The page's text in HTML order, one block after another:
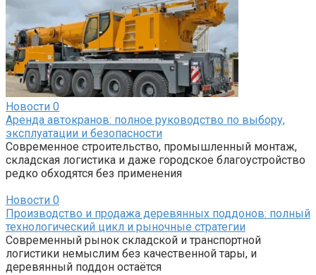
Новости 0
Аренда автокранов: полное руководство по выбору,
эксплуатации и безопасности
Современное строительство, промышленный монтаж,
складская логистика и даже городское благоустройство
редко обходятся без применения
Новости 0
Производство и продажа деревянных поддонов: полный
технологический цикл и рыночные стратегии
Современный рынок складской и транспортной
логистики немыслим без качественной тары, и
деревянный поддон остаётся